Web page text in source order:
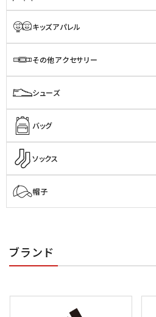
キッズアパレル
その他アクセサリー
シューズ
バッグ
ソックス
帽子
ブランド